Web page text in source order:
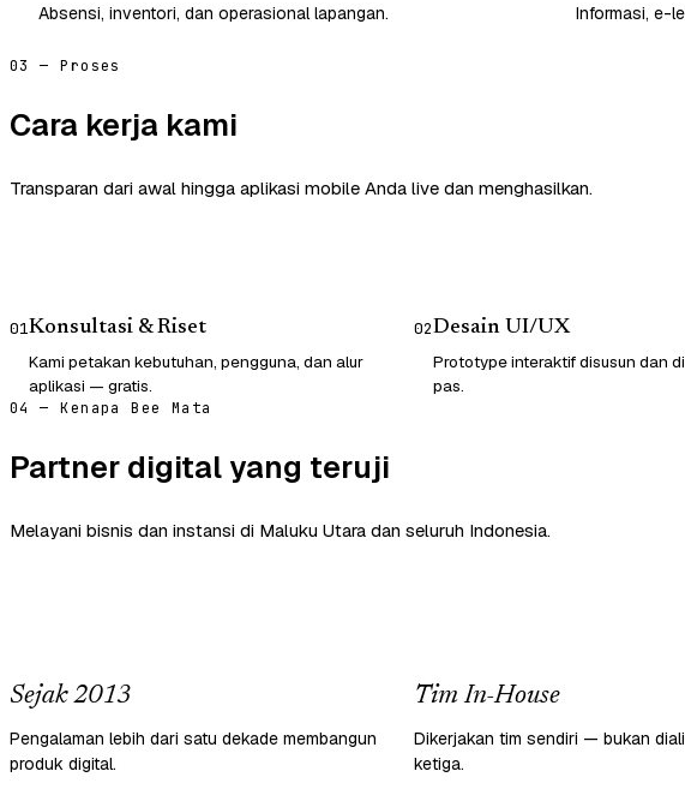
Absensi, inventori, dan operasional lapangan. Informasi, e-
03 — Proses
Cara kerja kami
Transparan dari awal hingga aplikasi mobile Anda live dan menghasilkan.
01Konsultasi & Riset
Kami petakan kebutuhan, pengguna, dan alur
aplikasi — gratis.
02Desain UI/UX
Prototype interaktif disusun dan
pas.
04 — Kenapa Bee Mata
Partner digital yang teruji
Melayani bisnis dan instansi di Maluku Utara dan seluruh Indonesia.
Sejak 2013
Pengalaman lebih dari satu dekade membangun
produk digital.
Tim In-House
Dikerjakan tim sendiri — bukan
ketiga.